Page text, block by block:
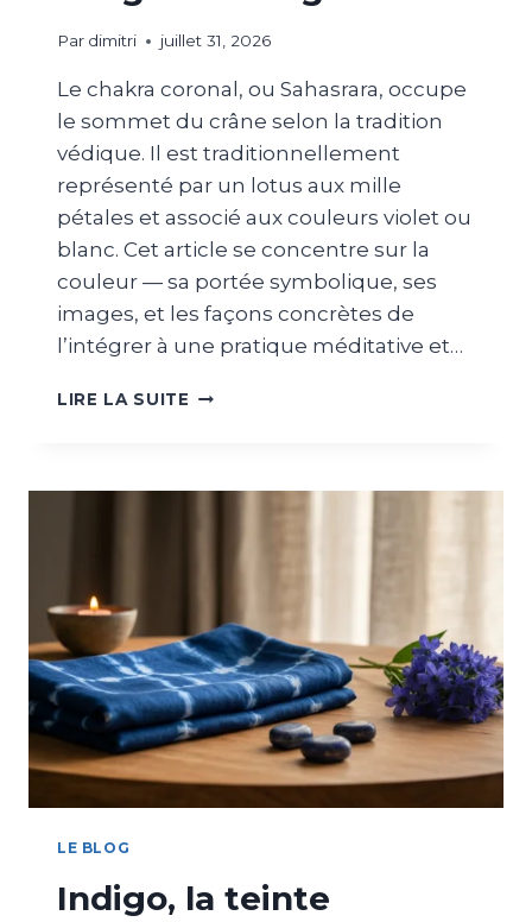
Par dimitri juillet 31, 2026
Le chakra coronal, ou Sahasrara, occupe
le sommet du crâne selon la tradition
védique. Il est traditionnellement
représenté par un lotus aux mille
pétales et associé aux couleurs violet ou
blanc. Cet article se concentre sur la
couleur — sa portée symbolique, ses
images, et les façons concrètes de
l’intégrer à une pratique méditative et…
LIRE LA SUITE
LE BLOG
Indigo, la teinte